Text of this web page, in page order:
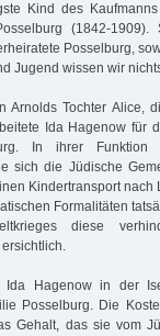
Kind des
(1842-
Posselburg,
Jugend wissen wir
Arnolds Tochter Alice,
Ida Hagenow für
In ihrer Funktion
sich die Jüdische
Kindertransport
Formalitäten
diese
Ida Hagenow in der
Posselburg. Die
Gehalt, das sie vom